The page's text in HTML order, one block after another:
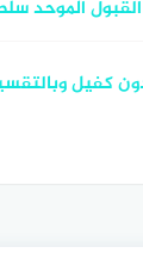
الموحد